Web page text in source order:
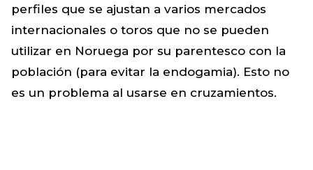
perfiles que se ajustan a varios mercados
internacionales o toros que no se pueden
utilizar en Noruega por su parentesco con la
población (para evitar la endogamia). Esto no
es un problema al usarse en cruzamientos.